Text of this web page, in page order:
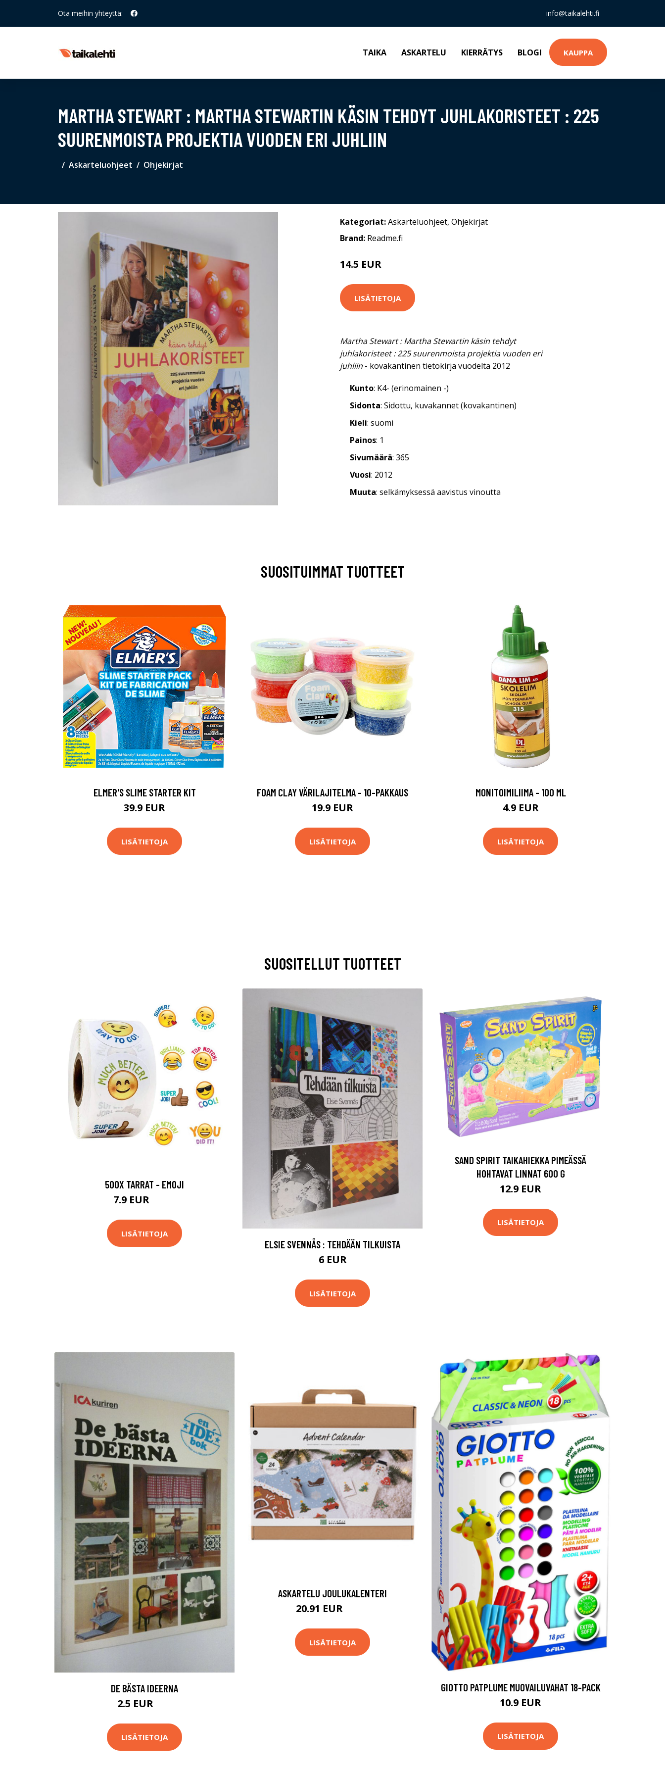
Ota meihin yhteyttä: info@taikalehti.fi
TAIKA ASKARTELU KIERRÄTYS BLOGI KAUPPA
MARTHA STEWART : MARTHA STEWARTIN KÄSIN TEHDYT JUHLAKORISTEET : 225
SUURENMOISTA PROJEKTIA VUODEN ERI JUHLIIN
Askarteluohjeet Ohjekirjat
Kategoriat:Askarteluohjeet, Ohjekirjat
Brand: Readme.fi
14.5 EUR
LISÄTIETOJA
Martha Stewart : Martha Stewartin käsin tehdyt
juhlakoristeet : 225 suurenmoista projektia vuoden eri
juhliin - kovakantinen tietokirja vuodelta 2012
Kunto: K4- (erinomainen -)
Sidonta: Sidottu, kuvakannet (kovakantinen)
Kieli: suomi
Painos: 1
Sivumäärä: 365
Vuosi: 2012
Muuta: selkämyksessä aavistus vinoutta
SUOSITUIMMAT TUOTTEET
ELMER'S SLIME STARTER KIT
39.9 EUR
LISÄTIETOJA
FOAM CLAY VÄRILAJITELMA - 10-PAKKAUS
19.9 EUR
LISÄTIETOJA
MONITOIMILIIMA - 100 ML
4.9 EUR
LISÄTIETOJA
SUOSITELLUT TUOTTEET
500X TARRAT - EMOJI
7.9 EUR
LISÄTIETOJA
ELSIE SVENNÅS : TEHDÄÄN TILKUISTA
6 EUR
LISÄTIETOJA
SAND SPIRIT TAIKAHIEKKA PIMEÄSSÄ
HOHTAVAT LINNAT 600 G
12.9 EUR
LISÄTIETOJA
DE BÄSTA IDEERNA
2.5 EUR
LISÄTIETOJA
ASKARTELU JOULUKALENTERI
20.91 EUR
LISÄTIETOJA
GIOTTO PATPLUME MUOVAILUVAHAT 18-PACK
10.9 EUR
LISÄTIETOJA